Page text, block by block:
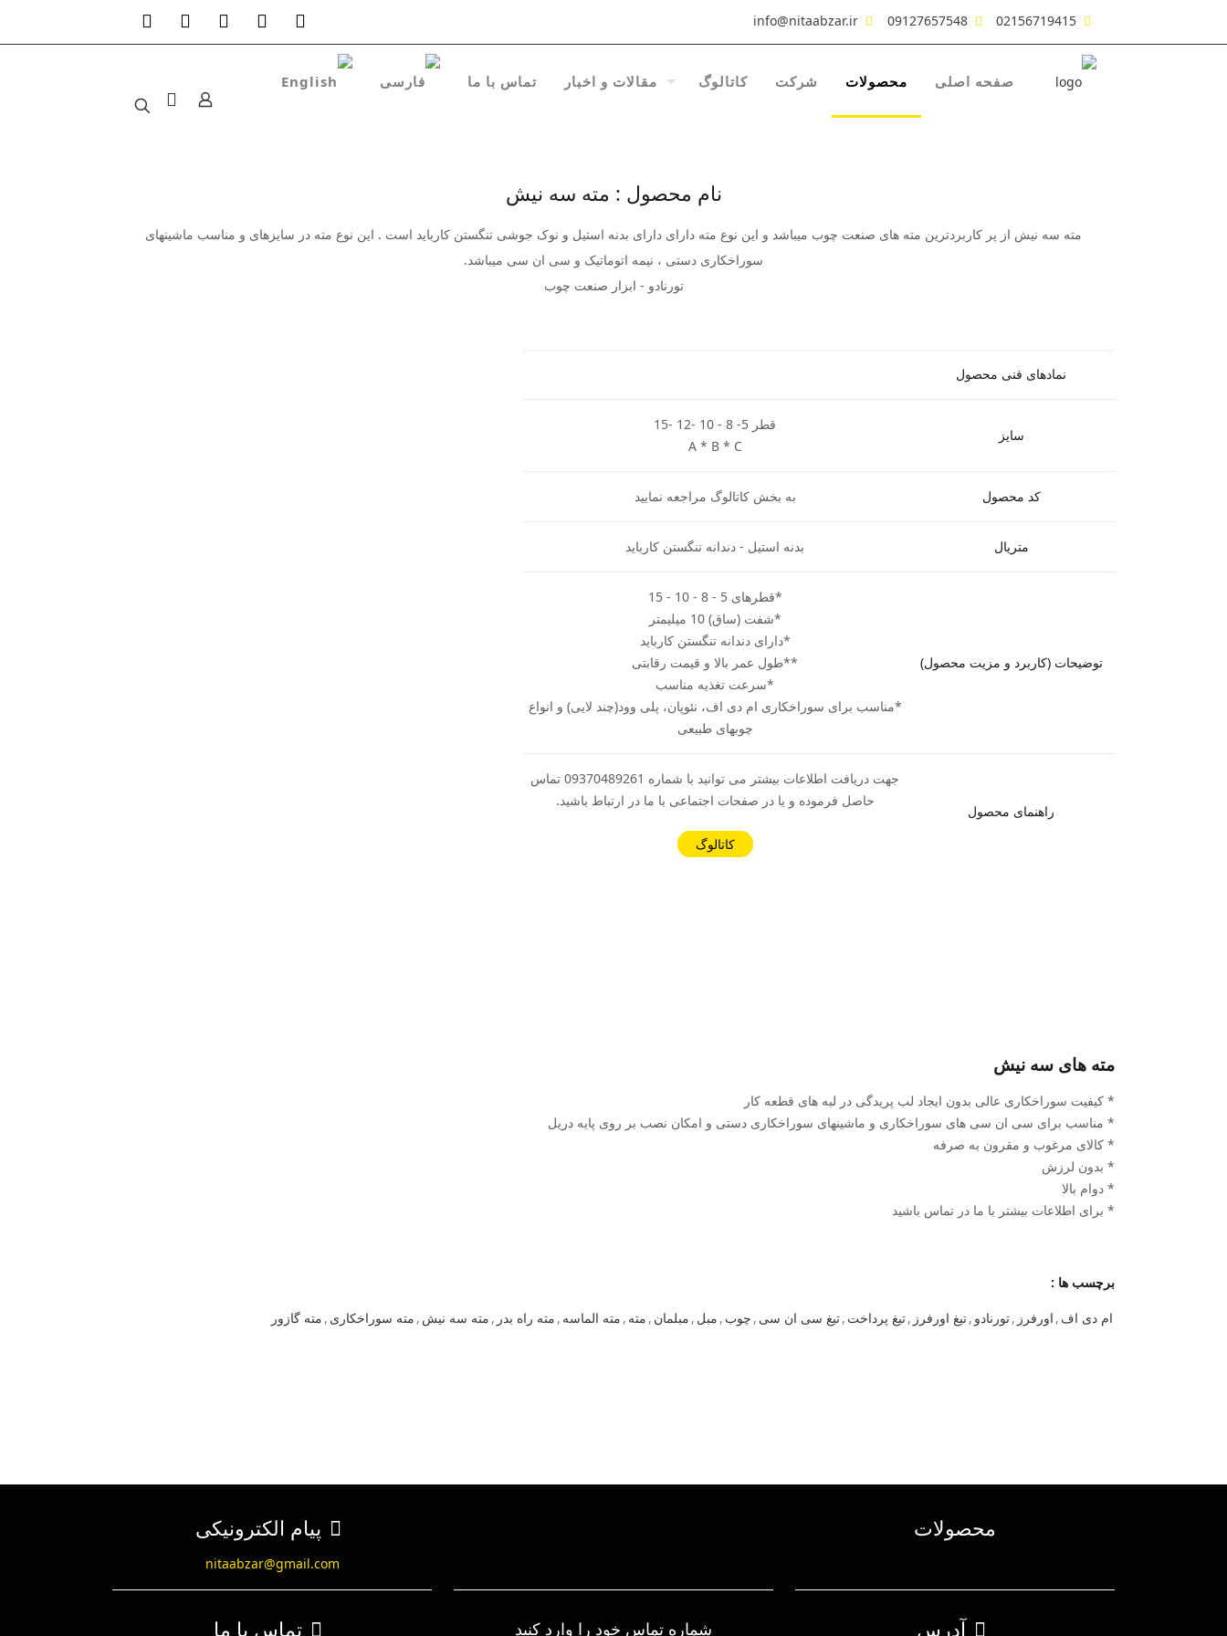
02156719415
09127657548
info@nitaabzar.ir
صفحه اصلی محصولات شرکت کاتالوگ مقالات و اخبار تماس با ما
نام محصول : مته سه نیش
مته سه نیش از پر کاربردترین مته های صنعت چوب میباشد و این نوع مته دارای دارای بدنه استیل و نوک جوشی تنگستن کارباید است . این نوع مته در سایزهای و مناسب ماشینهای
سوراخکاری دستی ، نیمه اتوماتیک و سی ان سی میباشد.
تورنادو - ابزار صنعت چوب
نمادهای فنی محصول
سایز
قطر 5- 8 - 10 -12 -15
A * B * C
کد محصول به بخش کاتالوگ مراجعه نمایید
متریال بدنه استیل - دندانه تنگستن کارباید
توضیحات (کاربرد و مزیت محصول)
*قطرهای 5 - 8 - 10 - 15
*شفت (ساق) 10 میلیمتر
*دارای دندانه تنگستن کارباید
**طول عمر بالا و قیمت رقابتی
*سرعت تغذیه مناسب
*مناسب برای سوراخکاری ام دی اف، نئوپان، پلی وود(چند لایی) و انواع
چوبهای طبیعی
راهنمای محصول
جهت دریافت اطلاعات بیشتر می توانید با شماره 09370489261 تماس
حاصل فرموده و یا در صفحات اجتماعی با ما در ارتباط باشید.
کاتالوگ
مته های سه نیش
* کیفیت سوراخکاری عالی بدون ایجاد لب پریدگی در لبه های قطعه کار
* مناسب برای سی ان سی های سوراخکاری و ماشینهای سوراخکاری دستی و امکان نصب بر روی پایه دریل
* کالای مرغوب و مقرون به صرفه
* بدون لرزش
* دوام بالا
* برای اطلاعات بیشتر با ما در تماس باشید
برچسب ها :
ام دی اف , اورفرز ,تورنادو ,تیغ اورفرز ,تیغ پرداخت ,تیغ سی ان سی , چوب , مبل , مبلمان , مته , مته الماسه , مته راه بدر , مته سه نیش , مته سوراخکاری , مته گازور
محصولات
آدرس شماره تماس خود را وارد کنید
پیام الکترونیکی
nitaabzar@gmail.com
تماس با ما